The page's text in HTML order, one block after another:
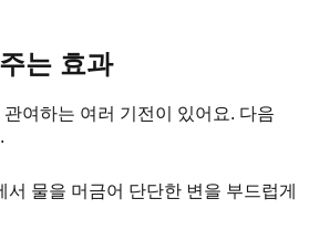
는 효과
여하는 여러 기전이 있어요. 다음
서 물을 머금어 단단한 변을 부드럽게